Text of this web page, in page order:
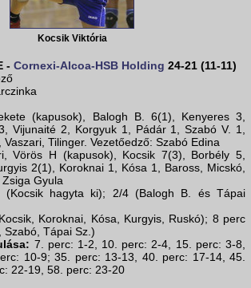
Kocsik Viktória
- Cornexi-Alcoa-HSB Holding 24-21 (11-11)
(kapusok), Balogh B. 6(1), Kenyeres 3,
Vijunaité 2, Korgyuk 1, Pádár 1, Szabó V. 1,
Tilinger. Vezetőedző: Szabó Edina
Vörös H (kapusok), Kocsik 7(3), Borbély 5,
2(1), Koroknai 1, Kósa 1, Baross, Micskó,
Gyula
(Kocsik hagyta ki); 2/4 (Balogh B. és Tápai
Koroknai, Kósa, Kurgyis, Ruskó); 8 perc
Szabó, Tápai Sz.)
7. perc: 1-2, 10. perc: 2-4, 15. perc: 3-8,
10-9; 35. perc: 13-13, 40. perc: 17-14, 45.
22-19, 58. perc: 23-20